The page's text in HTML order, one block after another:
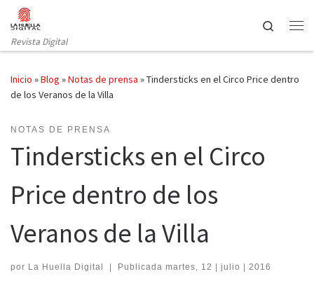
Saltar al contenido
Revista Digital
Search
Inicio »Blog »Notas de prensa »Tindersticks en el Circo Price dentro
de los Veranos de la Villa
NOTAS DE PRENSA
Tindersticks en el Circo
Price dentro de los
Veranos de la Villa
por La Huella Digital | Publicada martes, 12 | julio | 2016